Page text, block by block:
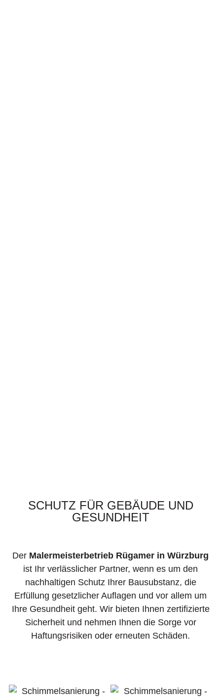
SCHUTZ FÜR GEBÄUDE UND
GESUNDHEIT
Der Malermeisterbetrieb Rügamer in Würzburg
ist Ihr verlässlicher Partner, wenn es um den
nachhaltigen Schutz Ihrer Bausubstanz, die
Erfüllung gesetzlicher Auflagen und vor allem um
Ihre Gesundheit geht. Wir bieten Ihnen zertifizierte
Sicherheit und nehmen Ihnen die Sorge vor
Haftungsrisiken oder erneuten Schäden.